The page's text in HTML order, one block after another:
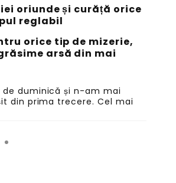
oriunde și curăță orice
reglabil
orice tip de mizerie,
arsă din mai
duminică și n-am mai
din prima trecere. Cel mai